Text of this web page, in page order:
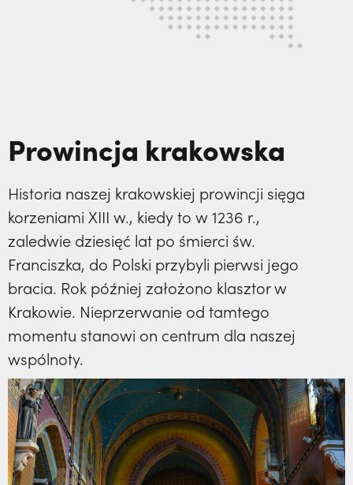
Prowincja krakowska
Historia naszej krakowskiej prowincji sięga
korzeniami XIII w., kiedy to w 1236 r.,
zaledwie dziesięć lat po śmierci św.
Franciszka, do Polski przybyli pierwsi jego
bracia. Rok później założono klasztor w
Krakowie. Nieprzerwanie od tamtego
momentu stanowi on centrum dla naszej
wspólnoty.